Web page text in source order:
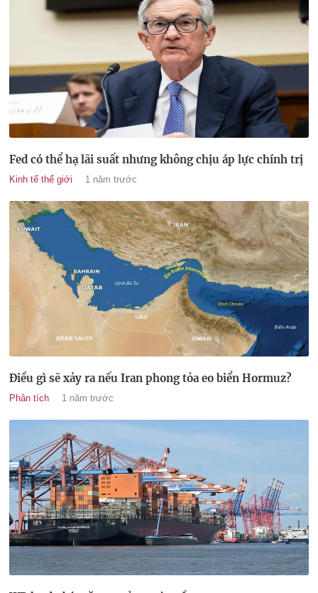
Fed có thể hạ lãi suất nhưng không chịu áp lực chính trị
Kinh tế thế giới 1 năm trước
Điều gì sẽ xảy ra nếu Iran phong tỏa eo biển Hormuz?
Phân tích 1 năm trước